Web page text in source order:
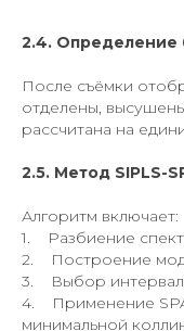
2.4. Определение
После съёмки
отделены,
рассчитана на
2.5. Метод SIPLS-
Алгоритм включает:
1. Разбиение
2. Построение
3. Выбор
4. Применение
минимальной